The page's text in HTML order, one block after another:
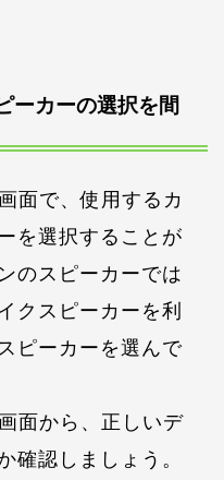
ーカーの選択を間
面で、使用するカ
を選択することが
のスピーカーでは
クスピーカーを利
ピーカーを選んで
面から、正しいデ
確認しましょう。